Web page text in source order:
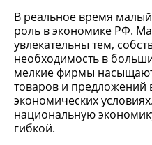
В реальное время
роль в экономике РФ.
увлекательны тем,
необходимость в
мелкие фирмы
товаров и предложений
экономических
национальную
гибкой.